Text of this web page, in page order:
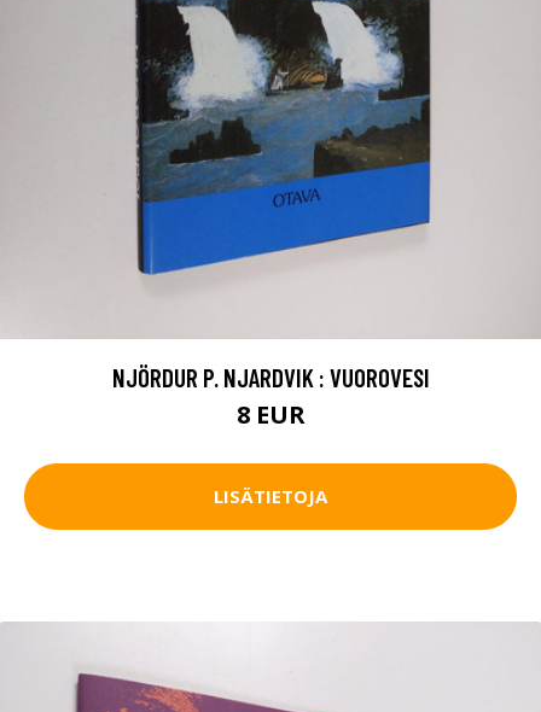
NJÖRDUR P. NJARDVIK : VUOROVESI
8 EUR
LISÄTIETOJA